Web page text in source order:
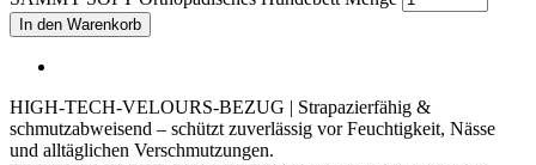
In den Warenkorb
HIGH-TECH-VELOURS-BEZUG | Strapazierfähig &
schmutzabweisend – schützt zuverlässig vor Feuchtigkeit, Nässe
und alltäglichen Verschmutzungen.